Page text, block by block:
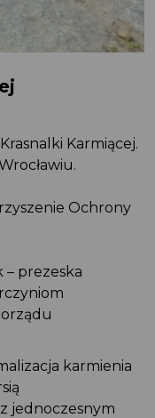
Karmiącej.
Ochrony
– prezeska
karmienia
jednoczesnym